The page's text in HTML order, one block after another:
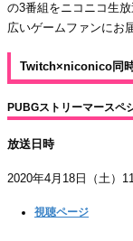
の3番組をニコニコ生
広いゲームファンにお
Twitch×niconico同
PUBGストリーマースペ
放送日時
2020年4月18日（土）
視聴ページ